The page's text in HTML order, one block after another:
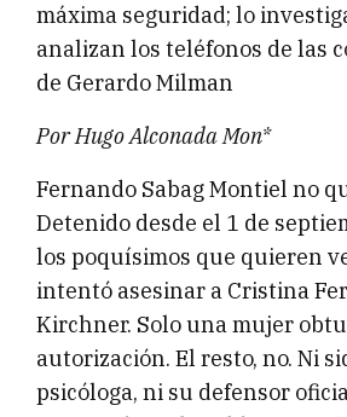
máxima seguridad; lo
analizan los teléfonos de las
de Gerardo Milman
Por Hugo Alconada Mon*
Fernando Sabag Montiel no
Detenido desde el 1 de
los poquísimos que quieren
intentó asesinar a Cristina
Kirchner. Solo una mujer
autorización. El resto, no. Ni
psicóloga, ni su defensor